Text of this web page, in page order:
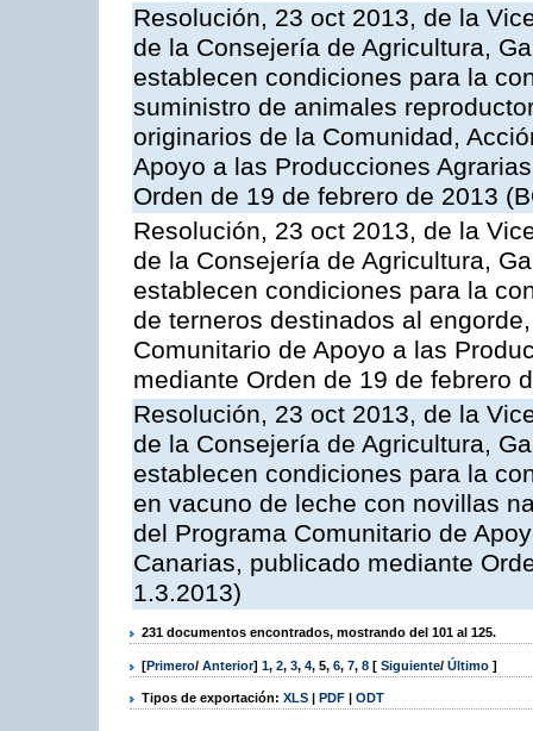
Resolución, 23 oct 2013, de la
de la Consejería de Agricultura,
establecen condiciones para la
suministro de animales
originarios de la Comunidad,
Apoyo a las Producciones
Orden de 19 de febrero de 2013
Resolución, 23 oct 2013, de la
de la Consejería de Agricultura,
establecen condiciones para la
de terneros destinados al
Comunitario de Apoyo a las
mediante Orden de 19 de febrero
Resolución, 23 oct 2013, de la
de la Consejería de Agricultura,
establecen condiciones para la
en vacuno de leche con novillas
del Programa Comunitario de
Canarias, publicado mediante
1.3.2013)
231 documentos encontrados, mostrando del 101 al 125.
[Primero/ Anterior] 1, 2, 3, 4, 5, 6, 7, 8 [ Siguiente/ Último ]
Tipos de exportación: XLS | PDF | ODT